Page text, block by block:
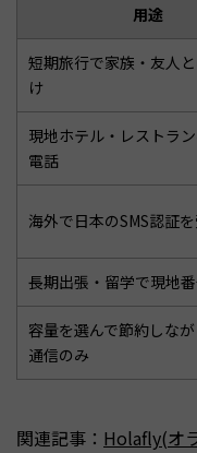
用途
短期旅行で家族・友人
け
現地ホテル・レストラ
電話
海外で日本のSMS認証
長期出張・留学で現地
容量を選んで節約しな
通信のみ
関連記事： Holafly(オ